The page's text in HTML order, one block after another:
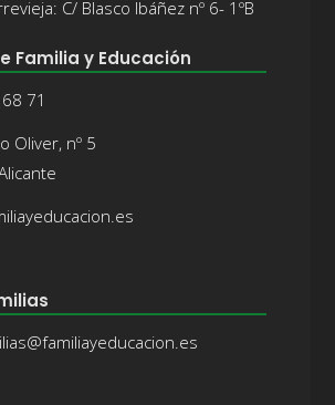
C/ Blasco Ibáñez nº 6- 1ºB
Familia y Educación
71
Oliver, nº 5